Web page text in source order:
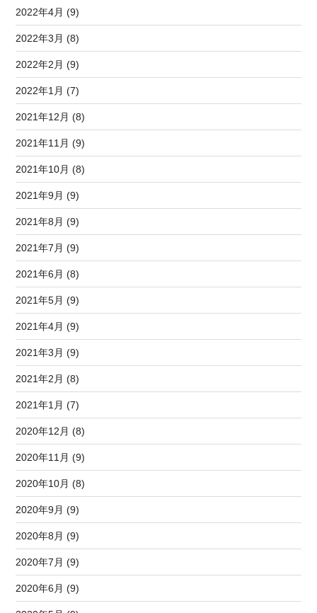
2022年4月 (9)
2022年3月 (8)
2022年2月 (9)
2022年1月 (7)
2021年12月 (8)
2021年11月 (9)
2021年10月 (8)
2021年9月 (9)
2021年8月 (9)
2021年7月 (9)
2021年6月 (8)
2021年5月 (9)
2021年4月 (9)
2021年3月 (9)
2021年2月 (8)
2021年1月 (7)
2020年12月 (8)
2020年11月 (9)
2020年10月 (8)
2020年9月 (9)
2020年8月 (9)
2020年7月 (9)
2020年6月 (9)